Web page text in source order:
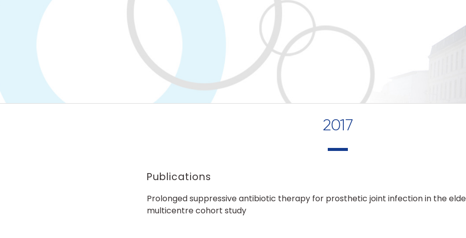
2017
Publications
Prolonged suppressive antibiotic therapy for prosthetic joint infection in the
multicentre cohort study